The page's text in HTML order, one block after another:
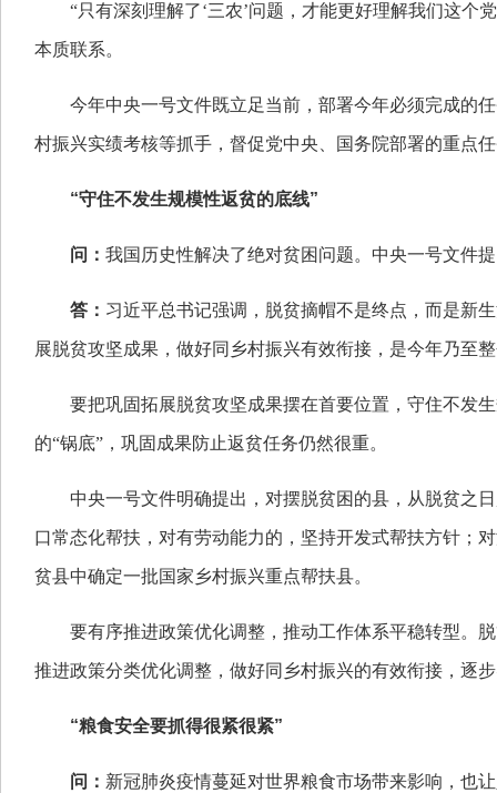
“只有深刻理解了‘三农’问题，才能更好理解我们这
本质联系。
今年中央一号文件既立足当前，部署今年必须完成的
村振兴实绩考核等抓手，督促党中央、国务院部署的重点
“守住不发生规模性返贫的底线”
问： 我国历史性解决了绝对贫困问题。中央一号文件
答： 习近平总书记强调，脱贫摘帽不是终点，而是新
展脱贫攻坚成果，做好同乡村振兴有效衔接，是今年乃至
要把巩固拓展脱贫攻坚成果摆在首要位置，守住不发
的“锅底”，巩固成果防止返贫任务仍然很重。
中央一号文件明确提出，对摆脱贫困的县，从脱贫之
口常态化帮扶，对有劳动能力的，坚持开发式帮扶方针；
贫县中确定一批国家乡村振兴重点帮扶县。
要有序推进政策优化调整，推动工作体系平稳转型。
推进政策分类优化调整，做好同乡村振兴的有效衔接，逐
“粮食安全要抓得很紧很紧”
问： 新冠肺炎疫情蔓延对世界粮食市场带来影响，也